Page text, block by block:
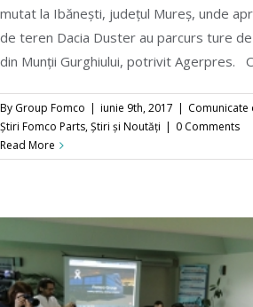
Tabăra de off-road de la
Hobby Racing
mutat la Ibănești, județul Mureș, unde
de teren Dacia Duster au parcurs ture
din Munții Gurghiului, potrivit Agerpres.
By Group Fomco iunie 9th, 2017 Comunicate
Știri Fomco Parts,Știri și Noutăți
0 Comments
Read More